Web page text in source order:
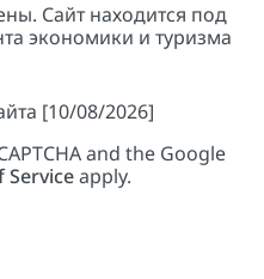
Сайт находится под
экономики и туризма
[10/08/2026]
and the Google
Serviceapply.